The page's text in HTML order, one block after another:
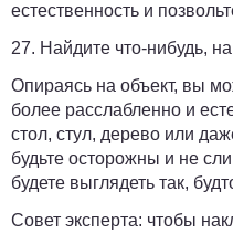
естественность и
27. Найдите что-нибудь,
Опираясь на объект, вы
более расслабленно и
стол, стул, дерево или
будьте осторожны и не
будете выглядеть так,
Совет эксперта: чтобы